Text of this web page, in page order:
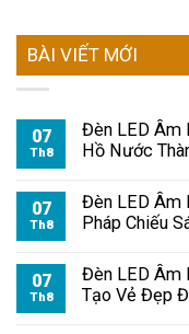
BÀI VIẾT MỚI
07
Th8
Đèn LED Âm
Hồ Nước
07
Th8
Đèn LED Âm
Pháp Chiếu
07
Th8
Đèn LED Âm
Tạo Vẻ Đẹp